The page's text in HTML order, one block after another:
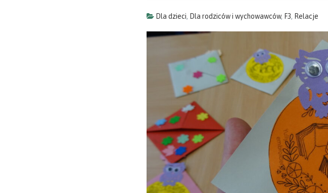
Dla dzieci, Dla rodziców i wychowawców, F3, Relacje